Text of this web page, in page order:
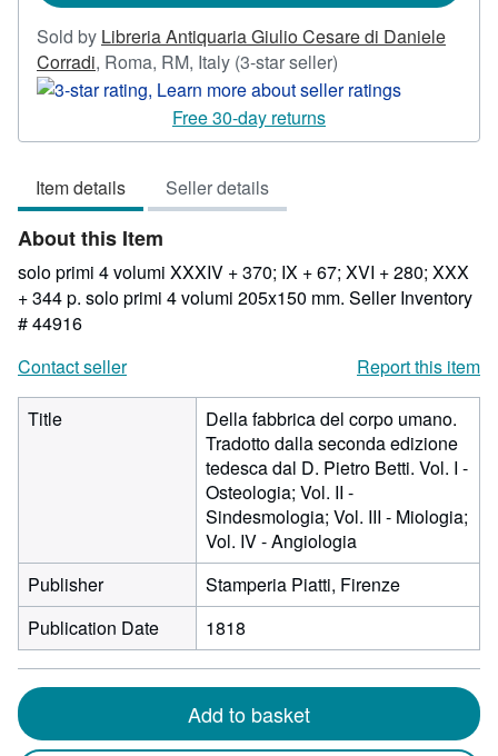
Sold by Libreria Antiquaria Giulio Cesare di Daniele
Corradi, Roma, RM, Italy (3-star seller)
rating
out
Free 30-day returns
Item details Seller details
About this Item
solo primi 4 volumi XXXIV + 370; IX + 67; XVI + 280; XXX
+ 344 p. solo primi 4 volumi 205x150 mm. Seller Inventory
# 44916
Contact seller
Report this item
Title
Della fabbrica del corpo umano.
Tradotto dalla seconda edizione
tedesca dal D. Pietro Betti. Vol. I -
Osteologia; Vol. II -
Sindesmologia; Vol. III - Miologia;
Vol. IV - Angiologia
Publisher
Stamperia Piatti, Firenze
Publication Date
1818
Add to basket